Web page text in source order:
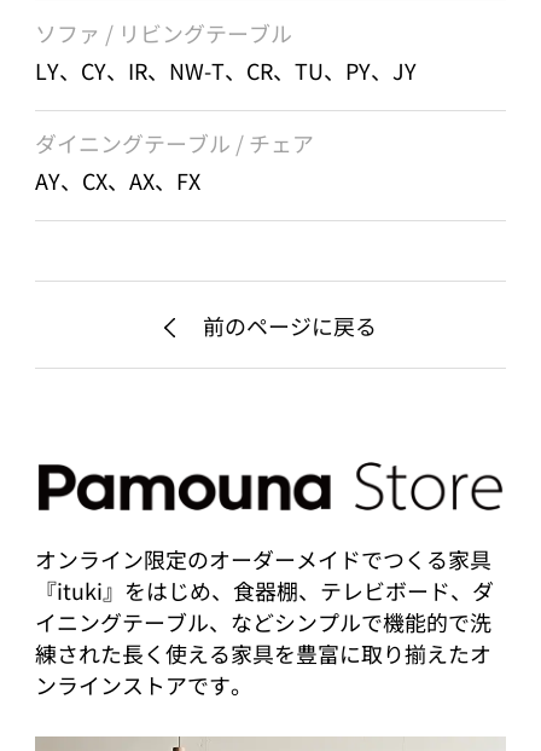
ソファ / リビングテーブル
LY、CY、IR、NW-T、CR、TU、PY、JY
ダイニングテーブル / チェア
AY、CX、AX、FX
前のページに戻る
オンライン限定のオーダーメイドでつくる家具
『ituki』をはじめ、食器棚、テレビボード、ダ
イニングテーブル、などシンプルで機能的で洗
練された長く使える家具を豊富に取り揃えたオ
ンラインストアです。